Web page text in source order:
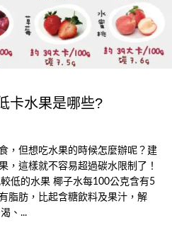
卡水果是哪些?
，但想吃水果的時候怎麼辦呢？建
，這樣就不容易超過碳水限制了！
低的水果 椰子水每100公克含有5
脂肪，比起含糖飲料及果汁，解
渴、...